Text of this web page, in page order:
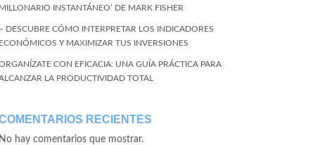
MILLONARIO INSTANTÁNEO’ DE MARK FISHER
– DESCUBRE CÓMO INTERPRETAR LOS INDICADORES
ECONÓMICOS Y MAXIMIZAR TUS INVERSIONES
CON EFICACIA: UNA GUÍA PRÁCTICA PARA
LA PRODUCTIVIDAD TOTAL
RECIENTES
No hay comentarios que mostrar.